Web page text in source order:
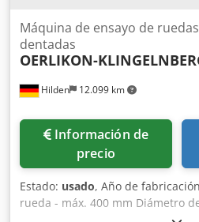
Hilden 12.099 km
Máquina de ensayo de ruedas
dentadas
OERLIKON-
Información de
precio
Estado: usado, Año de
rueda - máx. 400 mm Diámetro